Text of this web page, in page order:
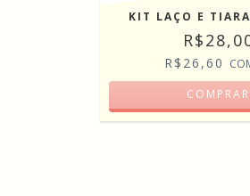
KIT LAÇO E
R$26,60
COMPRAR